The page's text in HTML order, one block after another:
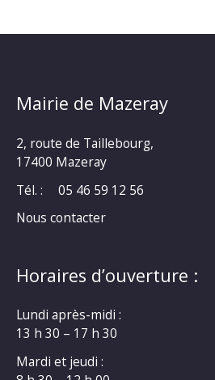
Mairie de Mazeray
2, route de Taillebourg,
17400 Mazeray
Tél. :
05 46 59 12 56
Nous contacter
Horaires d’ouverture :
Lundi après-midi :
13 h 30 – 17 h 30
Mardi et jeudi :